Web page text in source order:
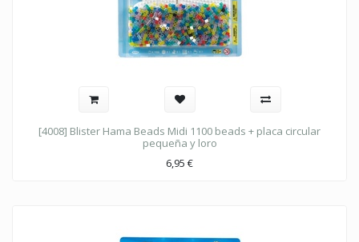
[4008] Blister Hama Beads Midi 1100 beads + placa circular
pequeña y loro
6,95 €